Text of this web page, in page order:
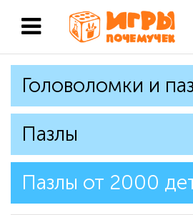
Головоломки и
Пазлы
Пазлы от 2000